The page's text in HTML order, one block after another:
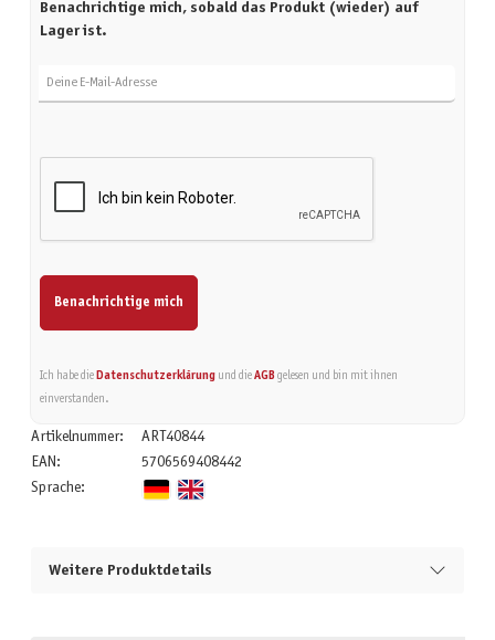
Benachrichtige mich, sobald das Produkt (wieder) auf
Lager ist.
Benachrichtige mich
Ich habe die Datenschutzerklärungund die AGBgelesen und bin mit ihnen
einverstanden.
Artikelnummer:
ART40844
EAN:
5706569408442
Sprache:
Weitere Produktdetails